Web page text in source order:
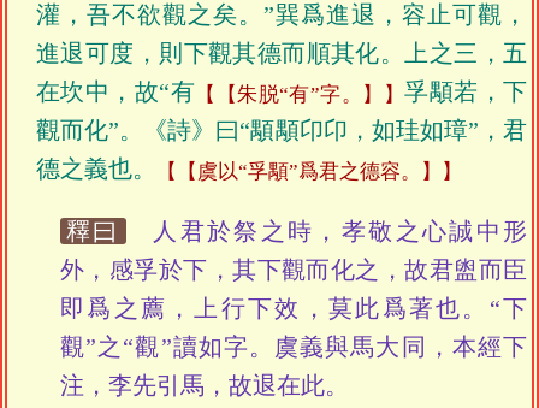
灌，吾不欲觀之矣。”巽爲進退，容止可觀，
進退可度，則下觀其德而順其化。上之三，五
在坎中，故“有
【朱脱“有”字。】
孚顒若，下
觀而化”。《詩》曰“顒顒卬卬，如珪如璋”，君
德之義也。
【虞以“孚顒”爲君之德容。】
釋曰
人君於祭之時，孝敬之心誠中形
外，感孚於下，其下觀而化之，故君盥而臣
即爲之薦，上行下效，莫此爲著也。“下
觀”之“觀”讀如字。虞義與馬大同，本經下
注，李先引馬，故退在此。